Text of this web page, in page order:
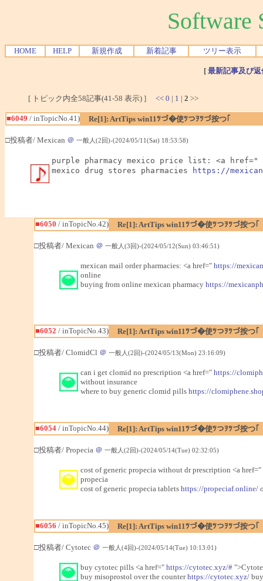
Software
HOME HELP 新規作成 新着記事 ツリー表示
[ 最新記事及び
[ トピック内全58記事(41-58 表示) ] << 0 | 1 | 2 >>
■6049 / inTopicNo.41) Re[1]: ArtTips win11ﾂづ�使ﾂつｦﾂづ按つ｢
□投稿者/ Mexican ＠ 一般人(2回)-(2024/05/11(Sat) 18:53:58)
purple pharmacy mexico price list: <a href="
mexico drug stores pharmacies
https://
■6050 / inTopicNo.42) Re[1]: ArtTips win11ﾂづ�使ﾂつｦﾂづ按つ｢
□投稿者/ Mexican ＠ 一般人(3回)-(2024/05/12(Sun) 03:46:51)
mexican mail order pharmacies: <a href=" https://
online
buying from online mexican pharmacy https://
■6052 / inTopicNo.43) Re[1]: ArtTips win11ﾂづ�使ﾂつｦﾂづ按つ｢
□投稿者/ ClomidCl ＠ 一般人(2回)-(2024/05/13(Mon) 23:16:09)
can i get clomid no prescription <a href=" https://
without insurance
where to buy generic clomid pills https://
■6054/ inTopicNo.44) Re[1]: ArtTips win11ﾂづ�使ﾂつｦﾂづ按つ｢
□投稿者/ Propecia ＠ 一般人(2回)-(2024/05/14(Tue) 02:32:05)
cost of generic propecia without dr prescription <a href="
propecia
cost of generic propecia tablets https://propeciaf.online/
■6056 / inTopicNo.45) Re[1]: ArtTips win11ﾂづ�使ﾂつｦﾂづ按つ｢
□投稿者/ Cytotec ＠ 一般人(4回)-(2024/05/14(Tue) 10:13:01)
buy cytotec pills <a href=" https://cytotec.xyz/#
buy misoprostol over the counterhttps://cytotec.xyz/